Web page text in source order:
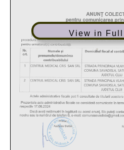
View in Full